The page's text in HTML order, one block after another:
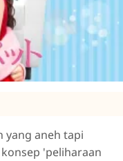
yang aneh tapi
'peliharaan